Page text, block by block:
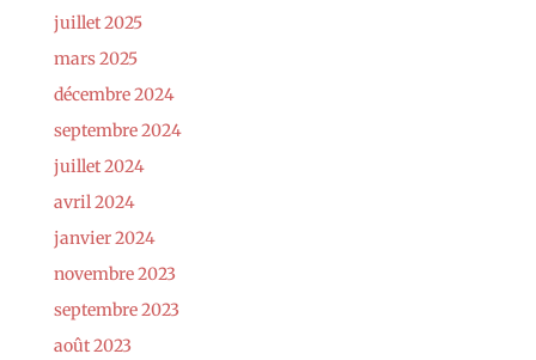
juillet 2025
mars 2025
décembre 2024
septembre 2024
juillet 2024
avril 2024
janvier 2024
novembre 2023
septembre 2023
août 2023